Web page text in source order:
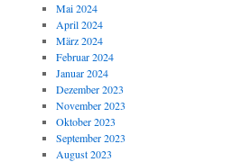
Mai 2024
April 2024
März 2024
Februar 2024
Januar 2024
Dezember 2023
November 2023
Oktober 2023
September 2023
August 2023